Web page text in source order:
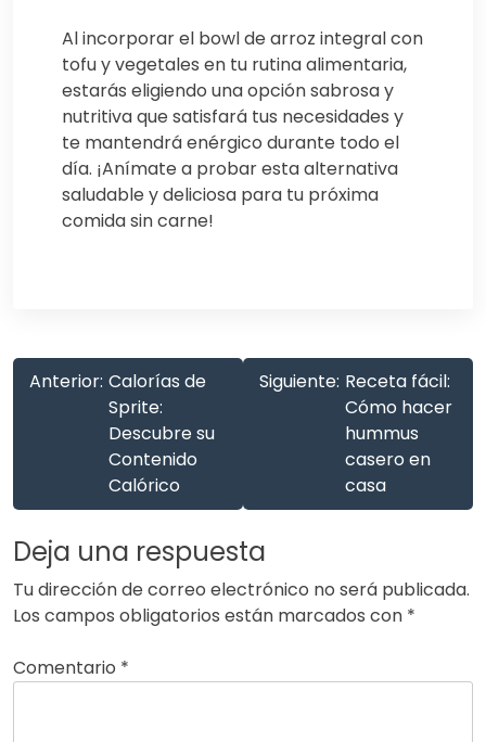
Al incorporar el bowl de arroz integral con
tofu y vegetales en tu rutina alimentaria,
estarás eligiendo una opción sabrosa y
nutritiva que satisfará tus necesidades y
te mantendrá enérgico durante todo el
día. ¡Anímate a probar esta alternativa
saludable y deliciosa para tu próxima
comida sin carne!
Anterior: Calorías de
Sprite:
Descubre su
Contenido
Calórico
Siguiente: Receta fácil:
Cómo hacer
hummus
casero en
casa
Deja una respuesta
Tu dirección de correo electrónico no será publicada.
Los campos obligatorios están marcados con *
Comentario *